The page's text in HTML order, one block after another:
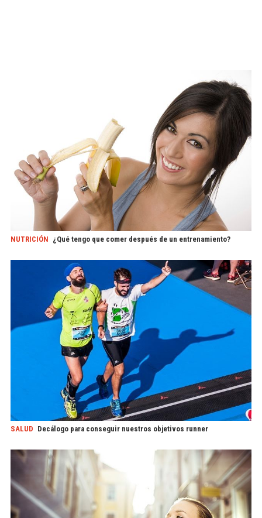
NUTRICIÓN ¿Qué tengo que comer después de un entrenamiento?
SALUD Decálogo para conseguir nuestros objetivos runner